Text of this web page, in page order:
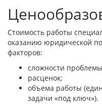
Стоимость работы
оказанию юридической
факторов:
сложности
расценок;
объема работы
задачи «под ключ»).